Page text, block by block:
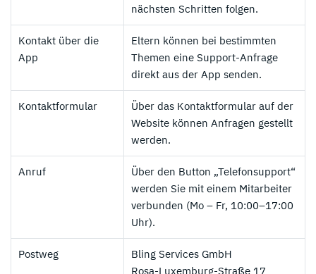
nächsten Schritten folgen.
Kontakt über die
App
Eltern können bei bestimmten
Themen eine Support-Anfrage
direkt aus der App senden.
Kontaktformular
Über das Kontaktformular auf der
Website können Anfragen gestellt
werden.
Anruf
Über den Button „Telefonsupport“
werden Sie mit einem Mitarbeiter
verbunden (Mo – Fr, 10:00–17:00
Uhr).
Postweg
Bling Services GmbH
Rosa-Luxemburg-Straße 17
Unsere Top Alternative zu Bling:
TF Bank Erfahrungen
-
AGB gelten, 18+